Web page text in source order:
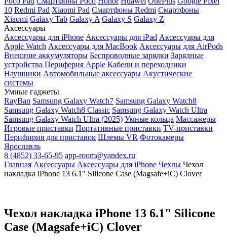
10 Redmi Pad Xiaomi Pad Смартфоны Redmi Смартфоны
Xiaomi Galaxy Tab Galaxy A Galaxy S Galaxy Z
Аксессуары
Аксессуары для iPhone Аксессуары для iPad Аксессуары для
Apple Watch Аксессуары для MacBook Аксессуары для AirPods
Внешние аккумуляторы Беспроводные зарядки Зарядные
устройства Периферия Apple Кабели и переходники
Наушники Автомобильные аксессуары Акустические
системы
Умные гаджеты
RayBan Samsung Galaxy Watch7 Samsung Galaxy Watch8
Samsung Galaxy Watch8 Classic Samsung Galaxy Watch Ultra
Samsung Galaxy Watch Ultra (2025) Умные кольца Массажеры
Игровые приставки Портативные приставки TV-приставки
Перифирия для приставок Шлемы VR Фотокамеры
Ярославль
8 (4852) 33-65-95 app-room@yandex.ru
Главная Аксессуары Аксессуары для iPhone Чехлы Чехол
накладка iPhone 13 6.1″ Silicone Case (Magsafe+iC) Clover
Чехол накладка iPhone 13 6.1" Silicone
Case (Magsafe+iC) Clover